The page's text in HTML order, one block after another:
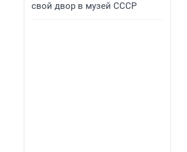
свой двор в музей СССР